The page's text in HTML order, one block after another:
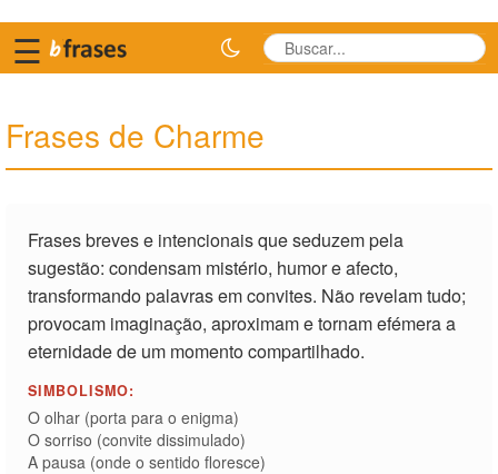
☰
Frases de Charme
Frases breves e intencionais que seduzem pela
sugestão: condensam mistério, humor e afecto,
transformando palavras em convites. Não revelam tudo;
provocam imaginação, aproximam e tornam efémera a
eternidade de um momento compartilhado.
SIMBOLISMO:
O olhar (porta para o enigma)
O sorriso (convite dissimulado)
A pausa (onde o sentido floresce)